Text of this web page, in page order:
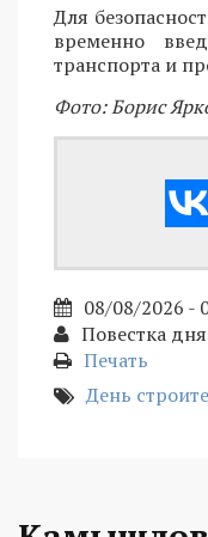
Для
временно
транспорта и
Фото: Борис
08/08/2026 -
Повестка дня
Печать
День